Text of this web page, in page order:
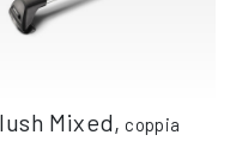
Mixed, coppia